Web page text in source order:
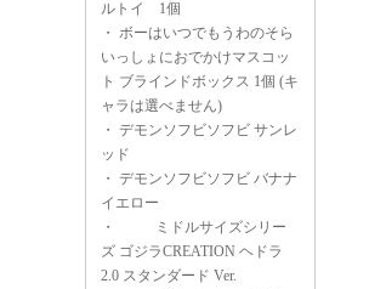
ルトイ 1個
・ ボーはいつでもうわのそら
いっしょにおでかけマスコッ
ト ブラインドボックス 1個 (キ
ャラは選べません)
・ デモンソフビソフビ サンレ
ッド
・ デモンソフビソフビ バナナ
イエロー
・
ミドルサイズシリー
ズ ゴジラCREATION ヘドラ
2.0 スタンダード Ver.